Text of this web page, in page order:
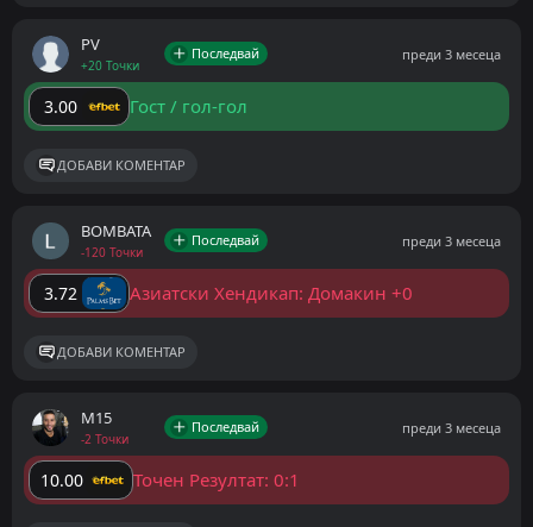
PV
+20 Точки
Последвай преди 3 месеца
3.00 Гост / гол-гол
ДОБАВИ КОМЕНТАР
BOMBATA
-120 Точки
Последвай преди 3 месеца
3.72 Азиатски Хендикап: Домакин +0
ДОБАВИ КОМЕНТАР
M15
-2 Точки
Последвай преди 3 месеца
10.00 Точен Резултат: 0:1